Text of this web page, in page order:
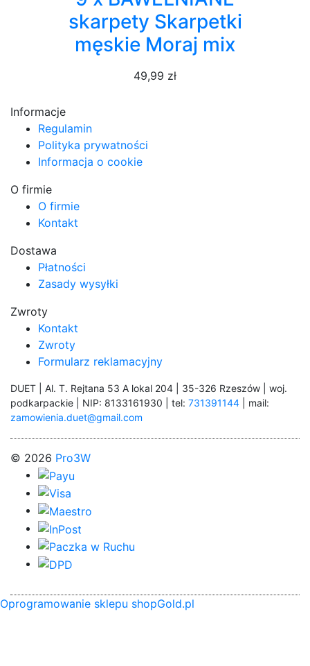
skarpety Skarpetki
męskie Moraj mix
49,99 zł
Informacje
Regulamin
Polityka prywatności
Informacja o cookie
O firmie
O firmie
Kontakt
Dostawa
Płatności
Zasady wysyłki
Zwroty
Kontakt
Zwroty
Formularz reklamacyjny
DUET | Al. T. Rejtana 53 A lokal 204 | 35-326 Rzeszów | woj.
podkarpackie | NIP: 8133161930 | tel: 731391144 | mail:
zamowienia.duet@gmail.com
© 2026 Pro3W
Oprogramowanie sklepu shopGold.pl